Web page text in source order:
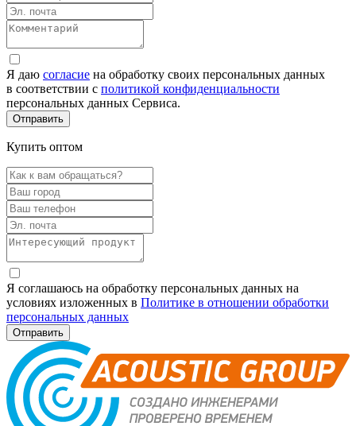
Я даю согласие на обработку своих персональных данных
в соответствии с политикой конфиденциальности
персональных данных Сервиса.
Купить оптом
Я соглашаюсь на обработку персональных данных на
условиях изложенных в Политике в отношении обработки
персональных данных